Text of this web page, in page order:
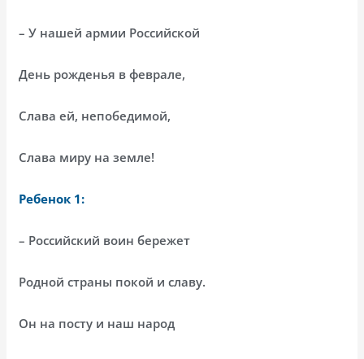
– У нашей армии Российской
День рожденья в феврале,
Слава ей, непобедимой,
Слава миру на земле!
Ребенок 1:
– Российский воин бережет
Родной страны покой и славу.
Он на посту и наш народ